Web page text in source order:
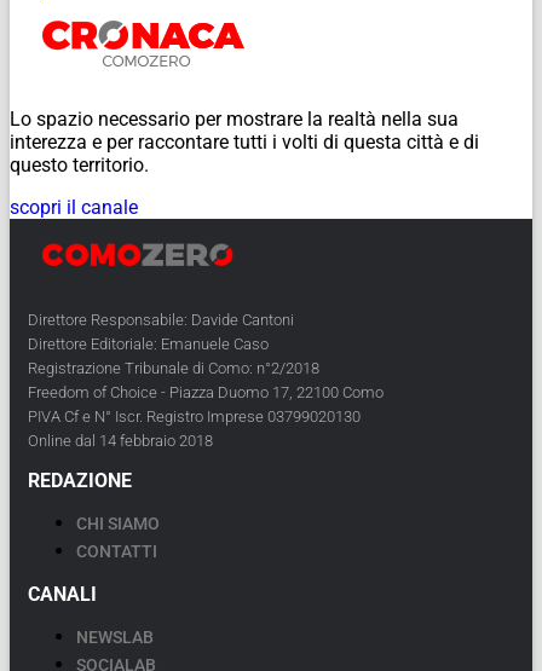
Lo spazio necessario per mostrare la realtà nella sua
interezza e per raccontare tutti i volti di questa città e di
questo territorio.
scopri il canale
Direttore Responsabile: Davide Cantoni
Direttore Editoriale: Emanuele Caso
Registrazione Tribunale di Como: n°2/2018
Freedom of Choice - Piazza Duomo 17, 22100 Como
PIVA Cf e N° Iscr. Registro Imprese 03799020130
Online dal 14 febbraio 2018
REDAZIONE
CHI SIAMO
CONTATTI
CANALI
NEWSLAB
SOCIALAB